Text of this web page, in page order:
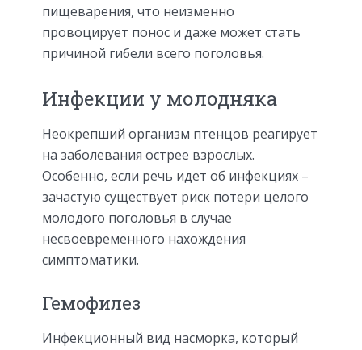
пищеварения, что неизменно
провоцирует понос и даже может стать
причиной гибели всего поголовья.
Инфекции у молодняка
Неокрепший организм птенцов реагирует
на заболевания острее взрослых.
Особенно, если речь идет об инфекциях –
зачастую существует риск потери целого
молодого поголовья в случае
несвоевременного нахождения
симптоматики.
Гемофилез
Инфекционный вид насморка, который